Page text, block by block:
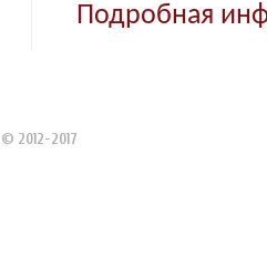
Подробная
2012-2017